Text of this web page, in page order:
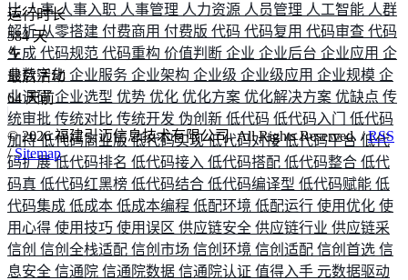
比人事人事入职 人事管理 人力资源 人员管理 人工智能 人群
解析从零搭建 付费商用 付费版 代码 代码复用 代码审查 代码
生成 代码规范 代码重构 价值判断 企业 企业后台 企业应用 企
业数字化 企业服务 企业架构 企业级 企业级应用 企业规模 企
业调研企业选型 优势 优化 优化方案 优化解决方案 优缺点 传
统审批 传统对比 传统开发 伪创新 低代码 低代码入门 低代码
加持低代码商业版低代码实现低代码对接低代码平台 低代
码扩展低代码排名 低代码接入 低代码搭配 低代码整合 低代
码真 低代码红黑榜 低代码结合 低代码编译型 低代码赋能 低
代码集成 低成本 低成本编程 低配环境 低配运行 使用优化 使
用心得 使用技巧 使用误区 供应链安全 供应链行业 供应链采
信创 信创全栈适配 信创市场 信创环境 信创适配 信创首选 信
息安全 信通院 信通院数据 信通院认证 值得入手 元数据驱动
运行时长
584 天
最后活动
64 天前
©2026福建引迈信息技术有限公司. All Rights Reserved. /RSS
/Sitemap